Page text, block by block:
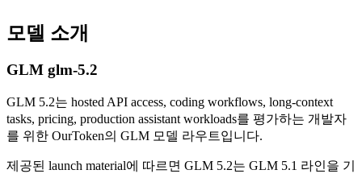
모델 소개
GLM glm-5.2
GLM 5.2는 hosted API access, coding workflows, long-context
tasks, pricing, production assistant workloads를 평가하는 개발자
를 위한 OurToken의 GLM 모델 라우트입니다.
제공된 launch material에 따르면 GLM 5.2는 GLM 5.1 라인을 기